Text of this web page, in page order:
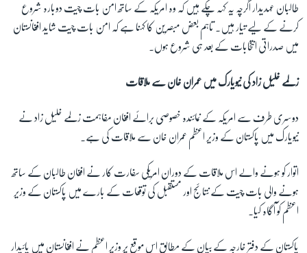
طالبان عہدیدار اگرچہ یہ کہہ چکے ہیں کہ وہ امریکہ کے ساتھ امن بات چیت دوبارہ شروع
کرنے کے لیے تیار ہیں۔ تاہم بعض مبصرین کا کہنا ہے کہ امن بات چیت شاید افغانستان
میں صدراتی انتخابات کے بعد ہی شروع ہوں۔
زلمے خلیل زاد کی نیویارک میں عمران خان سے ملاقات
دوسری طرف سے امریکہ کے نمائندہ خصوصی برائے افغان مفاہمت زلمے خلیل زاد نے
نیویارک میں پاکستان کے وزیر اعظم عمران خان سے ملاقات کی ہے۔
اتوار کو ہونے والے اس ملاقات کے دوران امریکی سفارت کار نے افغان طالبان کے ساتھ
ہونے والی بات چیت کے نتائج اور مستقبل کی توقعات کے بارے میں پاکستان کے وزیر
اعظم کو آگاہ کیا۔
پاکستان کے دفتر خارجہ کے بیان کے مطابق اس موقع پر وزیر اعظم نے افغانستان میں پائیدار